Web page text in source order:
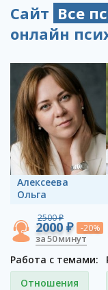
Сайт Все
онлайн
Алексеева
Ольга
2500 ₽
2000 ₽ -20%
за 50 минут
Работа с темами:
Отношения